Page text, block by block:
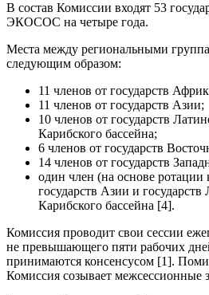
В состав Комиссии входят 53
ЭКОСОС на четыре года.
Места между региональными
следующим образом:
11 членов от государств
11 членов от государств Азии;
10 членов от государств
Карибского бассейна;
6 членов от государств
14 членов от государств
один член (на основе ротации
государств Азии и
Карибского бассейна [4].
Комиссия проводит свои сессии
не превышающего пяти рабочих
принимаются консенсусом [1].
Комиссия созывает межсессионные